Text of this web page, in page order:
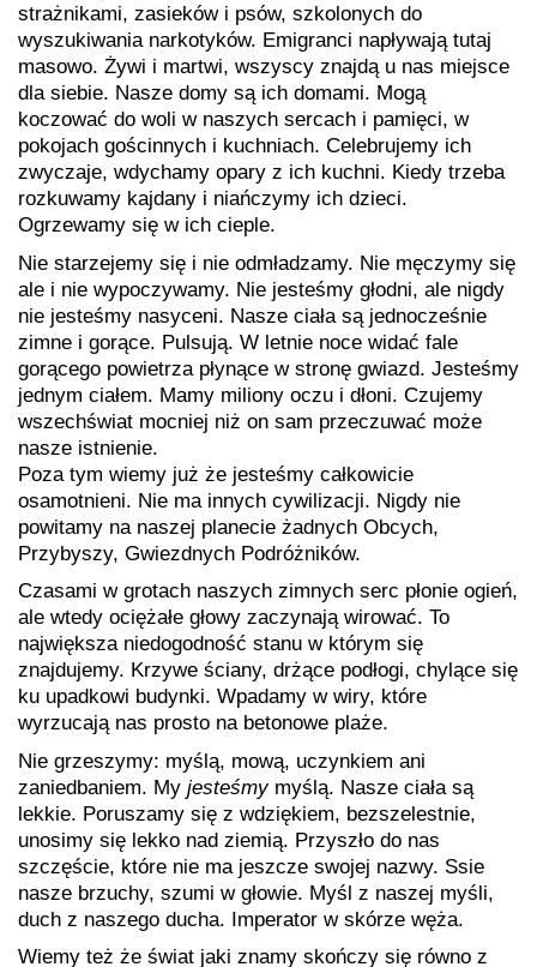
strażnikami, zasieków i psów, szkolonych do
wyszukiwania narkotyków. Emigranci napływają tutaj
masowo. Żywi i martwi, wszyscy znajdą u nas miejsce
dla siebie. Nasze domy są ich domami. Mogą
koczować do woli w naszych sercach i pamięci, w
pokojach gościnnych i kuchniach. Celebrujemy ich
zwyczaje, wdychamy opary z ich kuchni. Kiedy trzeba
rozkuwamy kajdany i niańczymy ich dzieci.
Ogrzewamy się w ich cieple.
Nie starzejemy się i nie odmładzamy. Nie męczymy się
ale i nie wypoczywamy. Nie jesteśmy głodni, ale nigdy
nie jesteśmy nasyceni. Nasze ciała są jednocześnie
zimne i gorące. Pulsują. W letnie noce widać fale
gorącego powietrza płynące w stronę gwiazd. Jesteśmy
jednym ciałem. Mamy miliony oczu i dłoni. Czujemy
wszechświat mocniej niż on sam przeczuwać może
nasze istnienie.
Poza tym wiemy już że jesteśmy całkowicie
osamotnieni. Nie ma innych cywilizacji. Nigdy nie
powitamy na naszej planecie żadnych Obcych,
Przybyszy, Gwiezdnych Podróżników.
Czasami w grotach naszych zimnych serc płonie ogień,
ale wtedy ociężałe głowy zaczynają wirować. To
największa niedogodność stanu w którym się
znajdujemy. Krzywe ściany, drżące podłogi, chylące się
ku upadkowi budynki. Wpadamy w wiry, które
wyrzucają nas prosto na betonowe plaże.
Nie grzeszymy: myślą, mową, uczynkiem ani
zaniedbaniem. My jesteśmymyślą. Nasze ciała są
lekkie. Poruszamy się z wdziękiem, bezszelestnie,
unosimy się lekko nad ziemią. Przyszło do nas
szczęście, które nie ma jeszcze swojej nazwy. Ssie
nasze brzuchy, szumi w głowie. Myśl z naszej myśli,
duch z naszego ducha. Imperator w skórze węża.
Wiemy też że świat jaki znamy skończy się równo z